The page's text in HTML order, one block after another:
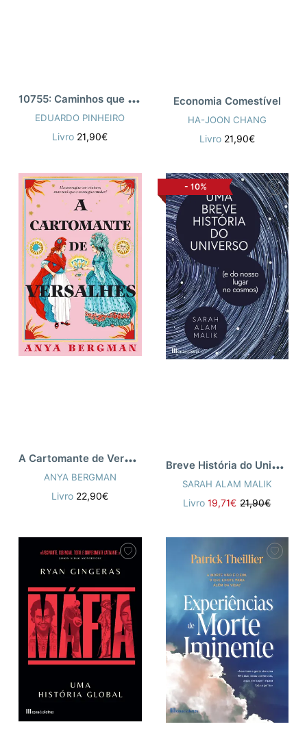
1
0755: Caminhos que Se Cruzam
EDUARDO PINHEIRO
Livro 21,90€
Economia Comestível
HA-JOON CHANG
Livro 21,90€
A
Cartomante de Versalhes
ANYA BERGMAN
Livro 22,90€
- 10%
B
reve História do Universo
SARAH ALAM MALIK
Livro19,71€ 21,90€